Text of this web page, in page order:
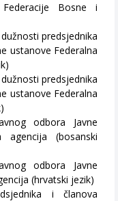
Bosne i
dužnosti predsjednika
ustanove Federalna
dužnosti predsjednika
ustanove Federalna
odbora Javne
agencija (bosanski
odbora Javne
(hrvatski jezik)
i članova